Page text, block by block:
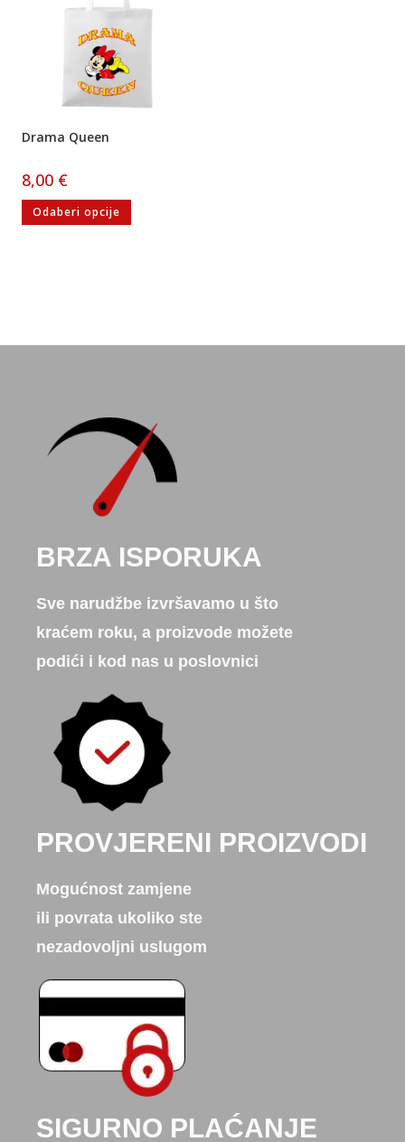
Drama Queen
8,00 €
Odaberi opcije
BRZA ISPORUKA
Sve narudžbe izvršavamo u što
kraćem roku, a proizvode možete
podići i kod nas u poslovnici
PROVJERENI PROIZVODI
Mogućnost zamjene
ili povrata ukoliko ste
nezadovoljni uslugom
SIGURNO PLAĆANJE